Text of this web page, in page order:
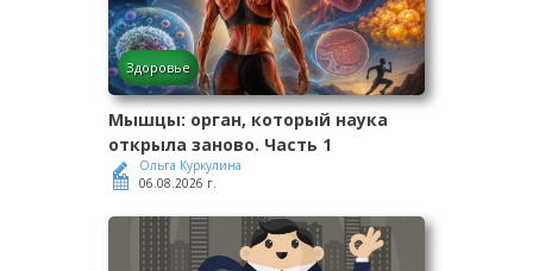
Здоровье
Мышцы: орган, который наука
открыла заново. Часть 1
Ольга Куркулина
06.08.2026 г.